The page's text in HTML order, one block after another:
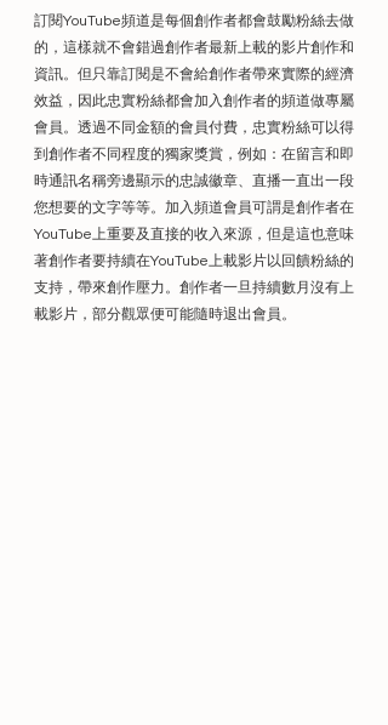
訂閱YouTube頻道是每個創作者都會鼓勵粉絲去做
的，這樣就不會錯過創作者最新上載的影片創作和
資訊。但只靠訂閱是不會給創作者帶來實際的經濟
效益，因此忠實粉絲都會加入創作者的頻道做專屬
會員。透過不同金額的會員付費，忠實粉絲可以得
到創作者不同程度的獨家獎賞，例如：在留言和即
時通訊名稱旁邊顯示的忠誠徽章、直播一直出一段
您想要的文字等等。加入頻道會員可謂是創作者在
YouTube上重要及直接的收入來源，但是這也意味
著創作者要持續在YouTube上載影片以回饋粉絲的
支持，帶來創作壓力。創作者一旦持續數月沒有上
載影片，部分觀眾便可能隨時退出會員。